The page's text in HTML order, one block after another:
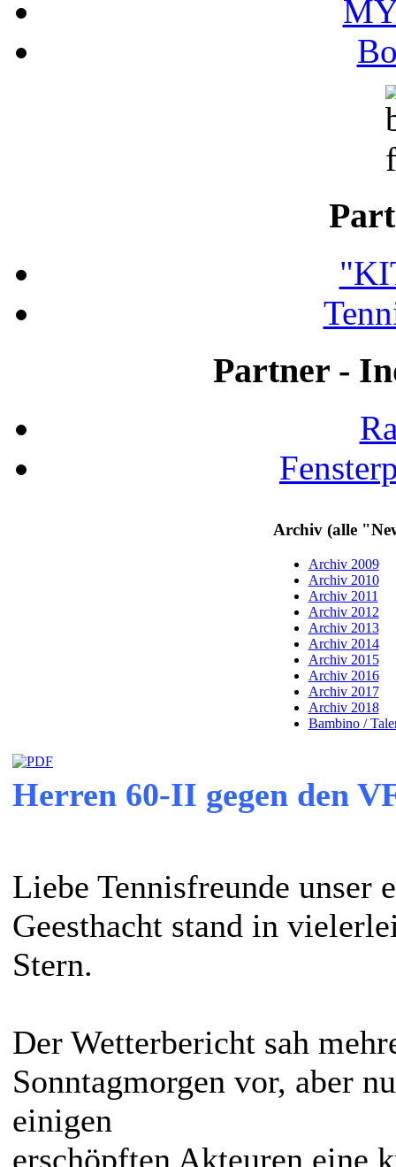
Partner -
Archiv (alle
Archiv 2009
Archiv 2010
Archiv 2011
Archiv 2012
Archiv 2013
Archiv 2014
Archiv 2015
Archiv 2016
Archiv 2017
Archiv 2018
Bambino /
Herren 60-II gegen den
Liebe Tennisfreunde unser
Geesthacht stand in
Stern.
Der Wetterbericht sah
Sonntagmorgen vor, aber
einigen
erschöpften Akteuren eine